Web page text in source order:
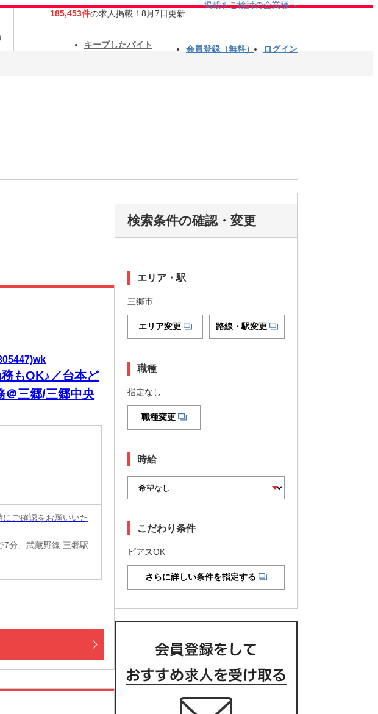
185,453件の求人掲載！8月7日更新
掲載をご検討の企業様へ
キープしたバイト 会員登録（無料） ログイン
もOK♪／台本ど
三郷/三郷中央
ご確認をお願いいた
7分、武蔵野線 三郷駅
検索条件の確認・変更
エリア・駅
三郷市
エリア変更 路線・駅変更
職種
指定なし
職種変更
時給
こだわり条件
ピアスOK
さらに詳しい条件を指定する